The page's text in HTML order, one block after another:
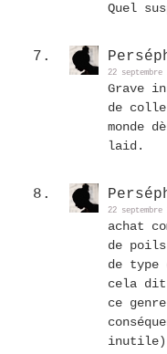
Quel
22
Grave
de
monde
laid.
22
achat
de
de type
cela
ce
inutile),